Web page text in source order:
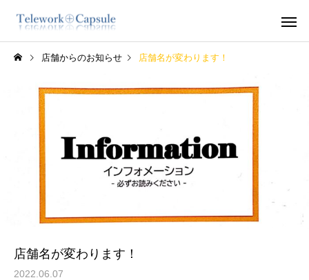
2022.12.3（土）ブー
店舗からのお知らせ 店舗名が変わります！
店舗名が変わります！
2022.06.07